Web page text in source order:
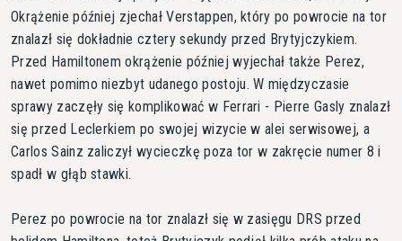
Okrążenie później zjechał Verstappen, który po powrocie na tor
znalazł się dokładnie cztery sekundy przed Brytyjczykiem.
Przed Hamiltonem okrążenie później wyjechał także Perez,
nawet pomimo niezbyt udanego postoju. W międzyczasie
sprawy zaczęły się komplikować w Ferrari - Pierre Gasly znalazł
się przed Leclerkiem po swojej wizycie w alei serwisowej, a
Carlos Sainz zaliczył wycieczkę poza tor w zakręcie numer 8 i
spadł w głąb stawki.
Perez po powrocie na tor znalazł się w zasięgu DRS przed